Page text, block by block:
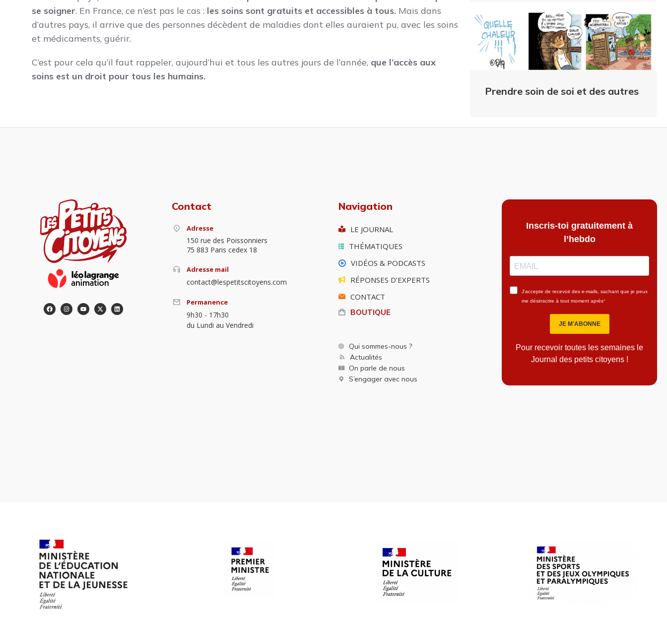
Prendre soin de soi et des autres
se soigner. En France, ce n’est pas le cas : les soins sont gratuits et accessibles à tous. Mais dans
d’autres pays, il arrive que des personnes décèdent de maladies dont elles auraient pu, avec les soins
et médicaments, guérir.
C’est pour cela qu’il faut rappeler, aujourd’hui et tous les autres jours de l’année, que l’accès aux
soins est un droit pour tous les humains.
Contact
Adresse
150 rue des Poissonniers
75 883 Paris cedex 18
Adresse mail
contact@lespetitscitoyens.com
Permanence
9h30 - 17h30
du Lundi au Vendredi
Navigation
LE JOURNAL
THÉMATIQUES
VIDÉOS & PODCASTS
RÉPONSES D’EXPERTS
CONTACT
BOUTIQUE
Qui sommes-nous ?
Actualités
On parle de nous
S’engager avec nous